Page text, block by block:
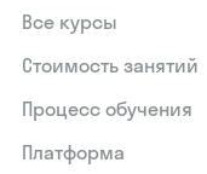
Все курсы
Стоимость занятий
Процесс обучения
Платформа